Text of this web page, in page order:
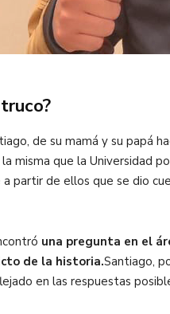
de su mamá y su papá
la misma que la Universidad
a partir de ellos que se dio
una pregunta en el
de la historia.Santiago,
en las respuestas